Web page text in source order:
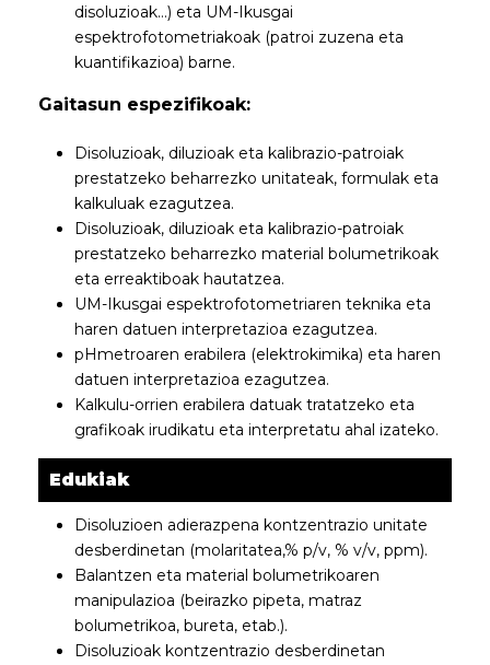
disoluzioak…) eta UM-Ikusgai
espektrofotometriakoak (patroi zuzena eta
kuantifikazioa) barne.
Gaitasun espezifikoak:
Disoluzioak, diluzioak eta kalibrazio-patroiak
prestatzeko beharrezko unitateak, formulak eta
kalkuluak ezagutzea.
Disoluzioak, diluzioak eta kalibrazio-patroiak
prestatzeko beharrezko material bolumetrikoak
eta erreaktiboak hautatzea.
UM-Ikusgai espektrofotometriaren teknika eta
haren datuen interpretazioa ezagutzea.
pHmetroaren erabilera (elektrokimika) eta haren
datuen interpretazioa ezagutzea.
Kalkulu-orrien erabilera datuak tratatzeko eta
grafikoak irudikatu eta interpretatu ahal izateko.
Edukiak
Disoluzioen adierazpena kontzentrazio unitate
desberdinetan (molaritatea,% p/v, % v/v, ppm).
Balantzen eta material bolumetrikoaren
manipulazioa (beirazko pipeta, matraz
bolumetrikoa, bureta, etab.).
Disoluzioak kontzentrazio desberdinetan